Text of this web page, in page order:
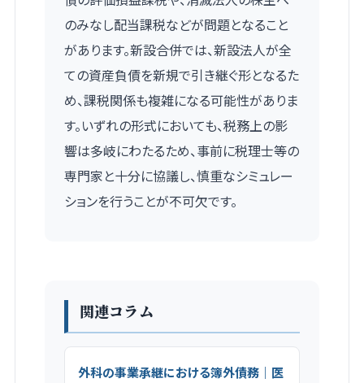
のみなし配当課税などが問題となること
があります。新設合併では、新設法人が全
ての資産負債を新規で引き継ぐ形となるた
め、課税関係も複雑になる可能性がありま
す。いずれの形式においても、税務上の影
響は多岐にわたるため、事前に税理士等の
専門家と十分に協議し、慎重なシミュレー
ションを行うことが不可欠です。
関連コラム
外科の事業承継における簿外債務｜医